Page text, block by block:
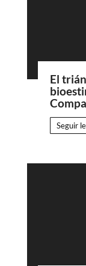
El
Seguir